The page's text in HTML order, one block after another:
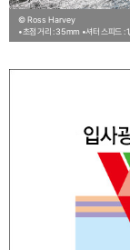
© Ross Harvey
•초점 거리 : 35mm •셔터 스피드 :